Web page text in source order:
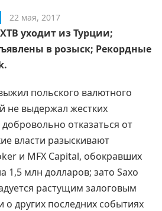
22 мая, 2017
уходит из Турции;
в розыск; Рекордные
польского валютного
не выдержал жестких
отказаться от
власти разыскивают
и MFX Capital, обокравших
1,5 млн долларов; зато Saxo
растущим залоговым
других последних событиях